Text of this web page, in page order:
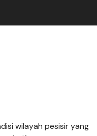
wilayah pesisir yang